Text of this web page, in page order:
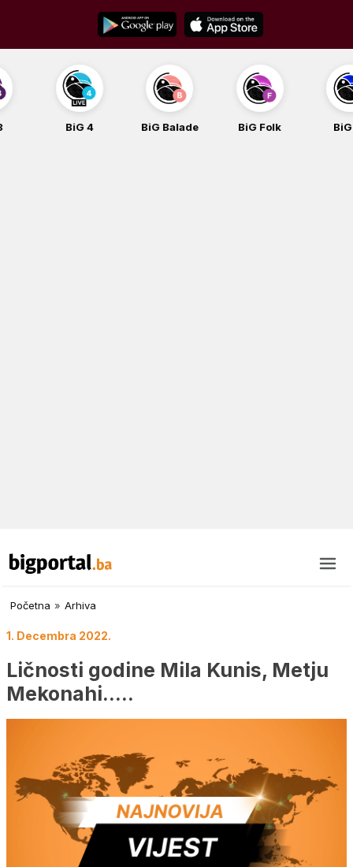
content
BiG Balade BiG Folk
Početna » Arhiva
1. Decembra 2022.
Ličnosti godine Mila Kunis, Metju
Mekonahi…..